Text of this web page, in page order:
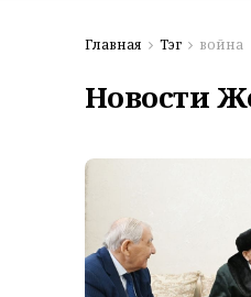
Главная Тэг война
Новости